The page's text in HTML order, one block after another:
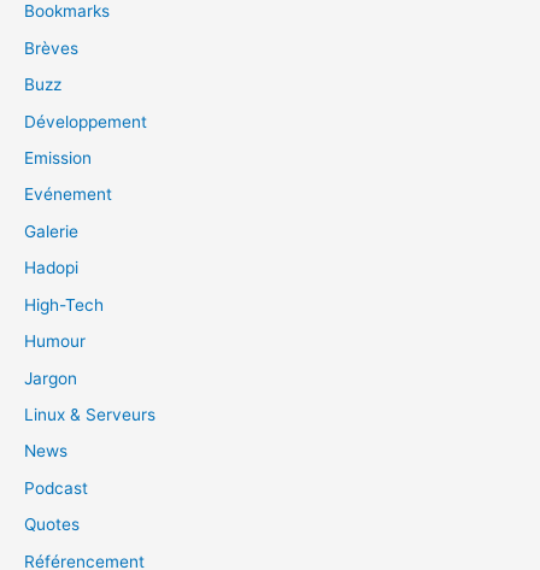
Bookmarks
Brèves
Buzz
Développement
Emission
Evénement
Galerie
Hadopi
High-Tech
Humour
Jargon
Linux & Serveurs
News
Podcast
Quotes
Référencement